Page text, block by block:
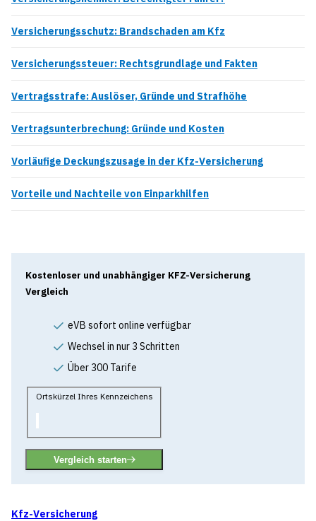
Versicherungsschutz: Brandschaden am Kfz
Versicherungssteuer: Rechtsgrundlage und Fakten
Vertragsstrafe: Auslöser, Gründe und Strafhöhe
Vertragsunterbrechung: Gründe und Kosten
Vorläufige Deckungszusage in der Kfz-Versicherung
Vorteile und Nachteile von Einparkhilfen
Kostenloser und unabhängiger KFZ-Versicherung
Vergleich
eVB sofort online verfügbar
Wechsel in nur 3 Schritten
Über 300 Tarife
Ortskürzel Ihres Kennzeichens
Vergleich starten
Kfz-Versicherung